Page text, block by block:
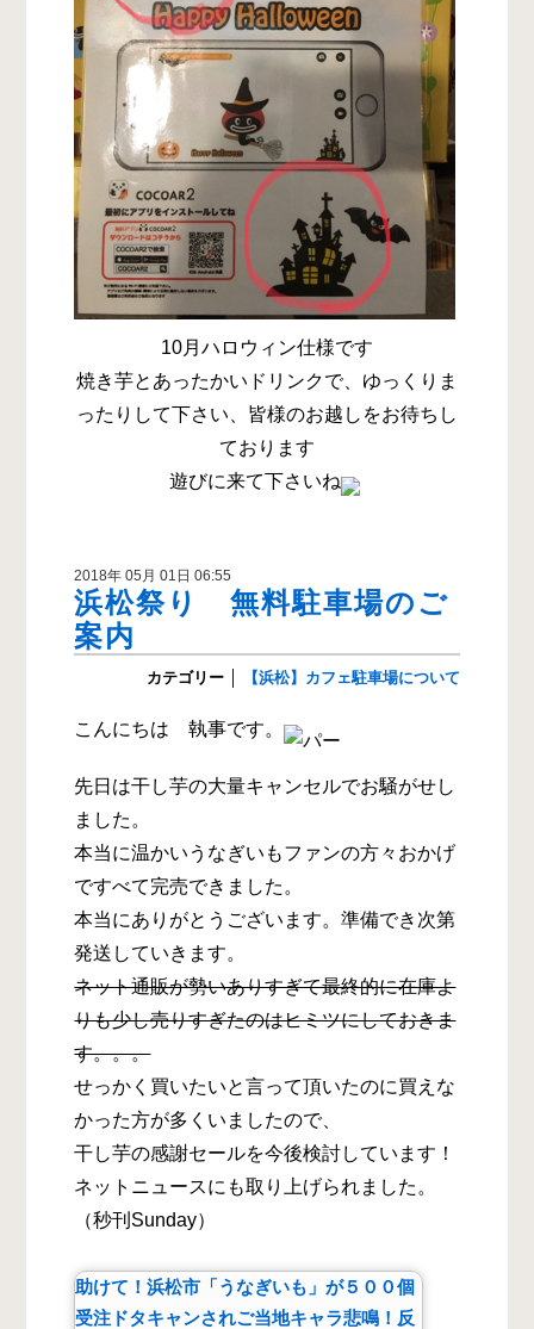
10月ハロウィン仕様です
焼き芋とあったかいドリンクで、ゆっくりま
ったりして下さい、皆様のお越しをお待ちし
ております
遊びに来て下さいね
2018年 05月 01日 06:55
浜松祭り 無料駐車場のご
案内
カテゴリー 【浜松】カフェ駐車場について
こんにちは 執事です。
先日は干し芋の大量キャンセルでお騒がせし
ました。
本当に温かいうなぎいもファンの方々おかげ
ですべて完売できました。
本当にありがとうございます。準備でき次第
発送していきます。
ネット通販が勢いありすぎて最終的に在庫よ
りも少し売りすぎたのはヒミツにしておきま
す。。。
せっかく買いたいと言って頂いたのに買えな
かった方が多くいましたので、
干し芋の感謝セールを今後検討しています！
ネットニュースにも取り上げられました。
（秒刊Sunday）
助けて！浜松市「うなぎいも」が５００個
受注ドタキャンされご当地キャラ悲鳴！反